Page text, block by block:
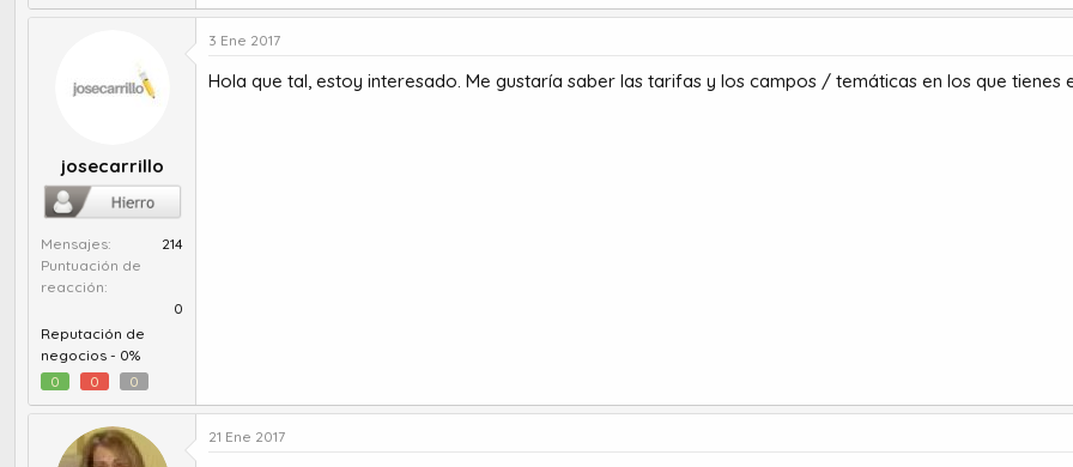
josecarrillo
Mensajes
214
Puntuación de
reacción
0
Reputación de
negocios - 0%
0
0 0
3 Ene 2017
Hola que tal, estoy interesado. Me gustaría saber las tarifas y los campos / temáticas en los que tienes
21 Ene 2017